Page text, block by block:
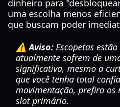
dinheiro para
uma escolha menos
que buscam poder
⚠️ Aviso: Escopetas
atualmente sofrem de
significativa, mesmo a
que você tenha total
movimentação, prefira os
slot primário.